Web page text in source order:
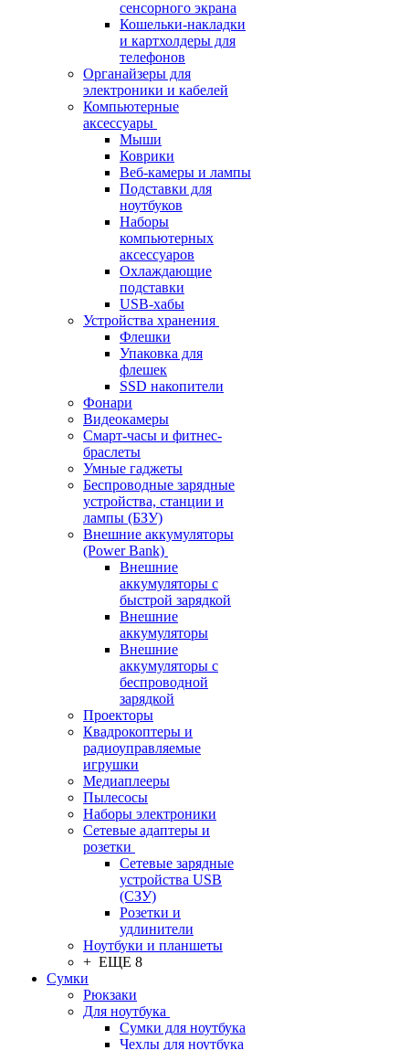
сенсорного экрана
Кошельки-накладки
и картхолдеры для
телефонов
Органайзеры для
электроники и кабелей
Компьютерные
аксессуары
Мыши
Коврики
Веб-камеры и лампы
Подставки для
ноутбуков
Наборы
компьютерных
аксессуаров
Охлаждающие
подставки
USB-хабы
Устройства хранения
Флешки
Упаковка для
флешек
SSD накопители
Фонари
Видеокамеры
Смарт-часы и фитнес-
браслеты
Умные гаджеты
Беспроводные зарядные
устройства, станции и
лампы (БЗУ)
Внешние аккумуляторы
(Power Bank)
Внешние
аккумуляторы с
быстрой зарядкой
Внешние
аккумуляторы
Внешние
аккумуляторы с
беспроводной
зарядкой
Проекторы
Квадрокоптеры и
радиоуправляемые
игрушки
Медиаплееры
Пылесосы
Наборы электроники
Сетевые адаптеры и
розетки
Сетевые зарядные
устройства USB
(СЗУ)
Розетки и
удлинители
Ноутбуки и планшеты
+ ЕЩЕ 8
Сумки
Рюкзаки
Для ноутбука
Сумки для ноутбука
Чехлы для ноутбука